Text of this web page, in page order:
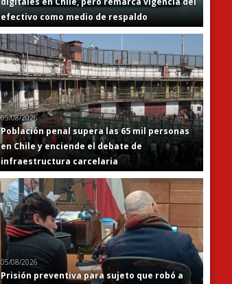
efectivo como medio de respaldo
05/08/2026
Población penal supera las 65 mil personas
en Chile y enciende el debate de
infraestructura carcelaria
05/08/2026
Prisión preventiva para sujeto que robó a